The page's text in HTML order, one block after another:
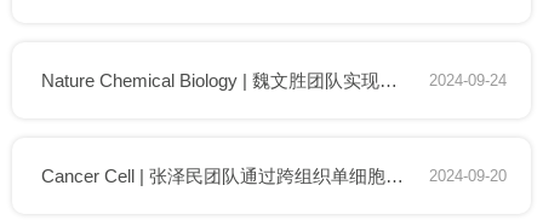
2024-09-24
Nature Chemical Biology | 魏文胜团队实现蛋白质组中丝氨酸、苏氨酸和酪氨酸位点的功能解析
2024-09-20
Cancer Cell | 张泽民团队通过跨组织单细胞多组学揭示肌成纤维细胞的多样化免疫调节特征